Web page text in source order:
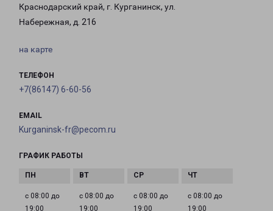
Краснодарский край, г. Курганинск, ул.
Набережная, д. 216
на карте
ТЕЛЕФОН
+7(86147) 6-60-56
EMAIL
Kurganinsk-fr@pecom.ru
ГРАФИК РАБОТЫ
с 08:00 до
19:00
с 08:00 до
19:00
с 08:00 до
19:00
с 08:00 до
19:00